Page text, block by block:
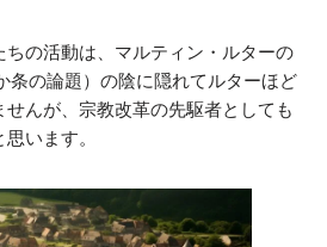
ちの活動は、マルティン・ルターの
条の論題）の陰に隠れてルターほど
んが、宗教改革の先駆者としても
います。